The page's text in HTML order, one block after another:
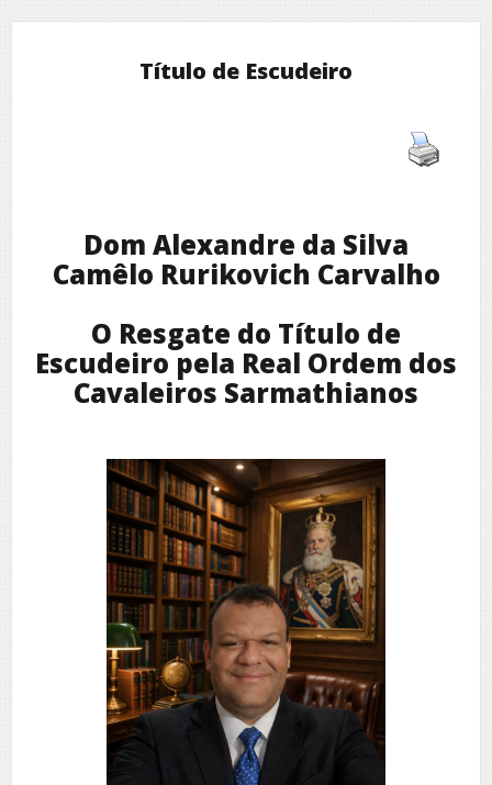
Título de Escudeiro
Dom Alexandre da Silva
Camêlo Rurikovich Carvalho
O Resgate do Título de
Escudeiro pela Real Ordem dos
Cavaleiros Sarmathianos